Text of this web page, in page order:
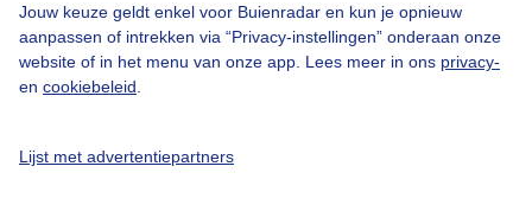
Jouw keuze geldt enkel voor Buienradar en kun je opnieuw
aanpassen of intrekken via “Privacy-instellingen” onderaan onze
website of in het menu van onze app. Lees meer in ons privacy-
en cookiebeleid
Lijst met advertentiepartners
Privacy beleid
Cookie beleid